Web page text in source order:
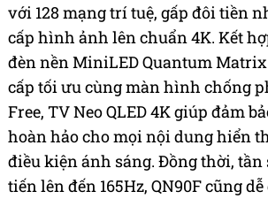
với 128 mạng trí tuệ, gấp đôi tiền
cấp hình ảnh lên chuẩn 4K. Kết
đèn nền MiniLED Quantum
cấp tối ưu cùng màn hình chống
Free, TV Neo QLED 4K giúp đảm
hoàn hảo cho mọi nội dung hiển
điều kiện ánh sáng. Đồng thời, tần
tiến lên đến 165Hz, QN90F cũng